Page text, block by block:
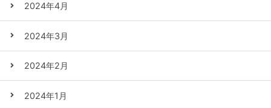
2024年4月
2024年3月
2024年2月
2024年1月